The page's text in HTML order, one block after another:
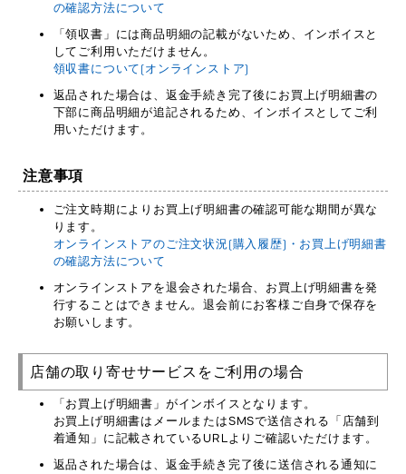
の確認方法について
「領収書」には商品明細の記載がないため、インボイスと
してご利用いただけません。
領収書について(オンラインストア)
返品された場合は、返金手続き完了後にお買上げ明細書の
下部に商品明細が追記されるため、インボイスとしてご利
用いただけます。
注意事項
ご注文時期によりお買上げ明細書の確認可能な期間が異な
ります。
オンラインストアのご注文状況(購入履歴)・お買上げ明細書
の確認方法について
オンラインストアを退会された場合、お買上げ明細書を発
行することはできません。退会前にお客様ご自身で保存を
お願いします。
店舗の取り寄せサービスをご利用の場合
「お買上げ明細書」がインボイスとなります。
お買上げ明細書はメールまたはSMSで送信される「店舗到
着通知」に記載されているURLよりご確認いただけます。
返品された場合は、返金手続き完了後に送信される通知に